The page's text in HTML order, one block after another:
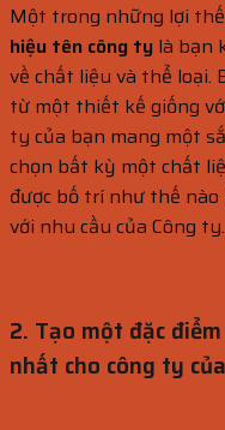
Một trong những lợi
hiệu tên công ty là bạn
về chất liệu và thể loại.
từ một thiết kế giống
ty của bạn mang một
chọn bất kỳ một chất
được bố trí như thế
với nhu cầu của Công ty.
2. Tạo một đặc
nhất cho công ty